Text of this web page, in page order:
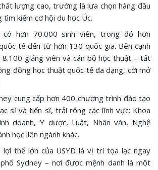
lượng cao, trường là lựa chọn hàng đầu
tìm kiếm cơ hội du học Úc.
hơn 70.000 sinh viên, trong đó hơn
tế đến từ hơn 130 quốc gia. Bên cạnh
giảng viên và cán bộ học thuật – tất
đồng học thuật quốc tế đa dạng, cởi mở
cung cấp hơn 400 chương trình đào tạo
sĩ và tiến sĩ, trải rộng các lĩnh vực: Khoa
doanh, Y dược, Luật, Nhân văn, Nghệ
học liên ngành khác.
thế lớn của USYD là vị trí tọa lạc ngay
Sydney – nơi được mệnh danh là một